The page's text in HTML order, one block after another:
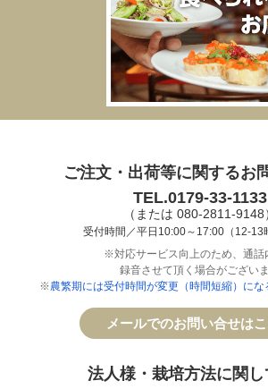
ご注文・出荷等に関するお
TEL.0179-33-1133
（または 080-2811-9148
受付時間／平日10:00～17:00（12-13
※対応サービス向上のため、通話
録音させて頂く場合がござい
※農繁期には受付時間が変更（時間短縮）に
メールでのお問い合せは
法人様・栽培方法に関